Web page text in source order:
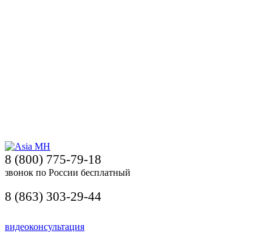
8 (800) 775-79-18
звонок по России бесплатный
8 (863) 303-29-44
видеоконсультация